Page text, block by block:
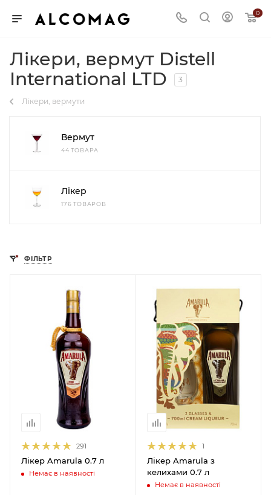
0
Лікери, вермут Distell
International LTD
3
Лікери, вермути
Вермут
44 ТОВАРА
Лікер
176 ТОВАРОВ
ФІЛЬТР
291
Лікер Amarula 0.7 л
Немає в наявності
1
Лікер Amarula з
келихами 0.7 л
Немає в наявності